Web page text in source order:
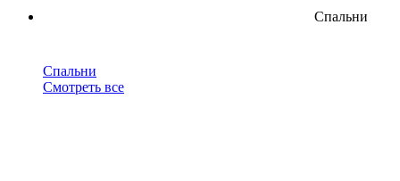
Спальни
Спальни
Смотреть все